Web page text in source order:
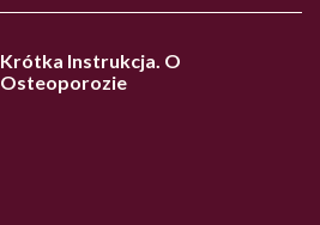
Krótka Instrukcja. O
Osteoporozie